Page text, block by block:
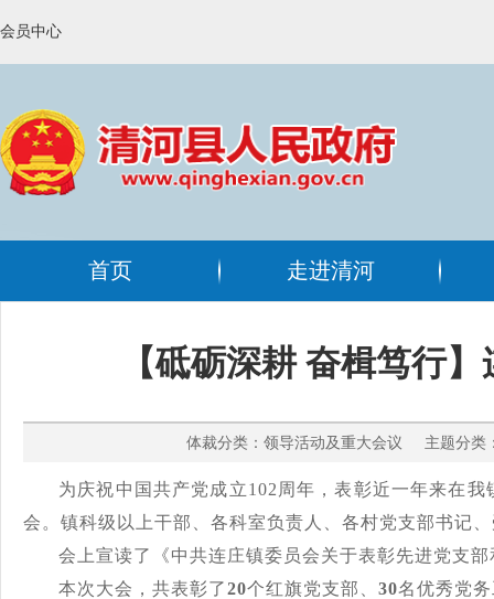
会员中心
首页 走进清河
【砥砺深耕 奋楫笃行
体裁分类：领导活动及重大会议 主题
为庆祝中国共产党成立102周年，表彰近一年来在
会。镇科级以上干部、各科室负责人、各村党支部书记
会上宣读了《中共连庄镇委员会关于表彰先进党支
本次大会，共表彰了20个红旗党支部、30名优秀党